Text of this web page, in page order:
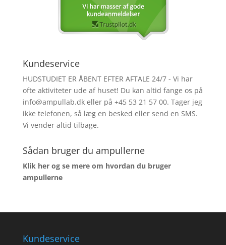
Kundeservice
HUDSTUDIET ER ÅBENT EFTER AFTALE 24/7 - Vi har
ofte aktiviteter ude af huset! Du kan altid fange os på
info@ampullab.dk eller på +45 53 21 57 00. Tager jeg
ikke telefonen, så læg en besked eller send en SMS.
Vi vender altid tilbage.
Sådan bruger du ampullerne
Klik her og se mere om hvordan du bruger
ampullerne
Kundeservice